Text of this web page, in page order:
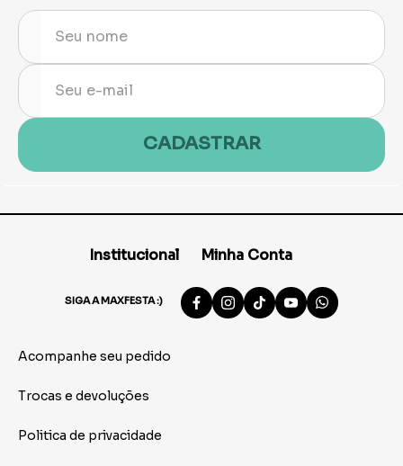
CADASTRAR
Institucional Minha Conta
SIGA A MAXFESTA :)
Acompanhe seu pedido
Trocas e devoluções
Politica de privacidade